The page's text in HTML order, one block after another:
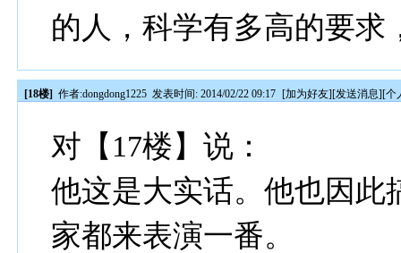
的人，科学有多高的要求
[18楼] 作者:dongdong1225 发表时间: 2014/02/22 09:17 [加为好友][发送消息][个
对【17楼】说：
他这是大实话。他也因此
家都来表演一番。